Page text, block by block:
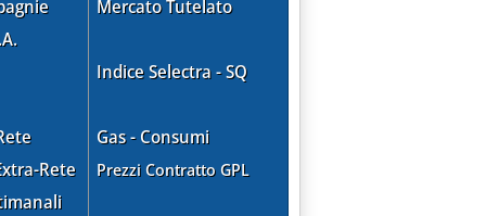
Rete
Mercato Tutelato
Indice Selectra - SQ
Gas - Consumi
Prezzi Contratto GPL